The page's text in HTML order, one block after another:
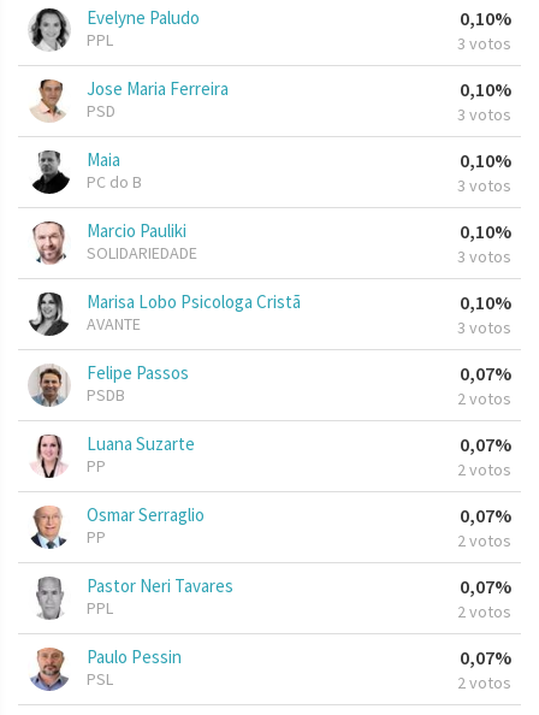
Evelyne Paludo
PPL
0,10%
3 votos
Jose Maria Ferreira
PSD
0,10%
3 votos
Maia
PC do B
0,10%
3 votos
Marcio Pauliki
SOLIDARIEDADE
0,10%
3 votos
Marisa Lobo Psicologa Cristã
AVANTE
0,10%
3 votos
Felipe Passos
PSDB
0,07%
2 votos
Luana Suzarte
PP
0,07%
2 votos
Osmar Serraglio
PP
0,07%
2 votos
Pastor Neri Tavares
PPL
0,07%
2 votos
Paulo Pessin
PSL
0,07%
2 votos